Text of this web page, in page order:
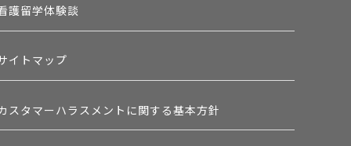
護留学体験談
イトマップ
スタマーハラスメントに関する基本方針